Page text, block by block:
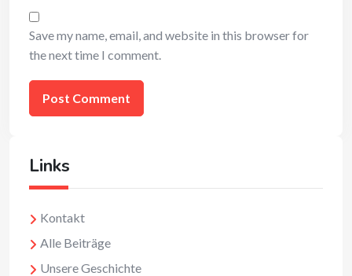
Save my name, email, and website in this browser for
the next time I comment.
Links
Kontakt
Alle Beiträge
Unsere Geschichte